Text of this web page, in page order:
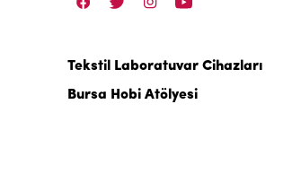
Tekstil Laboratuvar Cihazları
Bursa Hobi Atölyesi